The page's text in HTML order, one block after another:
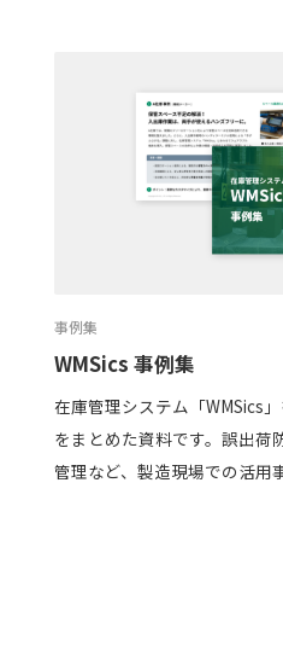
事例集
WMSics 事例集
在庫管理システム「WMSics
をまとめた資料です。誤出荷
管理など、製造現場での活用